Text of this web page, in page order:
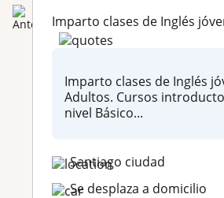
Imparto clases de Inglés jóvenes y Adultos. Cursos introductorios para nivel Básico y
Imparto clases de Inglés
Adultos. Cursos
nivel Básico...
Santiago ciudad
Se desplaza a domicilio